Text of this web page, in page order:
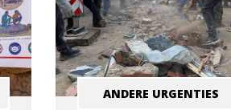
ANDERE URGENTIES